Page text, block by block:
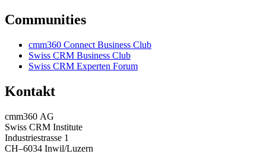
Communities
cmm360 Connect Business Club
Swiss CRM Business Club
Swiss CRM Experten Forum
Kontakt
cmm360 AG
Swiss CRM Institute
Industriestrasse 1
CH–6034 Inwil/Luzern